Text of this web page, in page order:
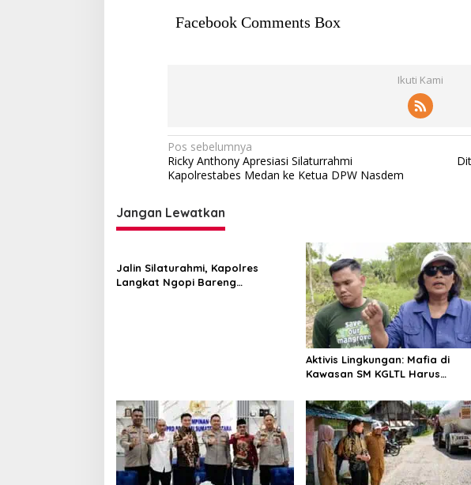
Facebook Comments Box
Ikuti Kami
Navigasi
pos
Pos sebelumnya
Ricky Anthony Apresiasi Silaturrahmi
Kapolrestabes Medan ke Ketua DPW Nasdem
Jangan Lewatkan
Jalin Silaturahmi, Kapolres
Langkat Ngopi Bareng
Aktivis Lingkungan: Mafia di
Kawasan SM KGLTL Harus